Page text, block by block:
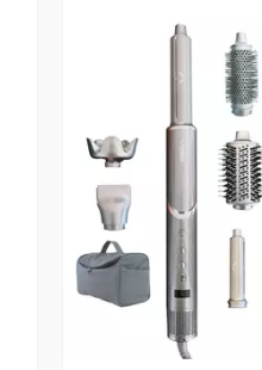
Vista Previa